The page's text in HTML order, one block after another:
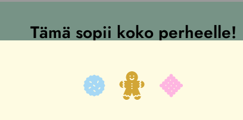
Tämä sopii koko perheelle!